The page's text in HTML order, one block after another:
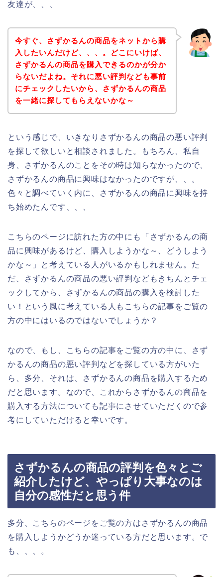
友達が、、、
今すぐ、さずかるんの商品をネットから購
入したいんだけど、、、。どこにいけば、
さずかるんの商品を購入できるのかが分か
らないだよね。それに悪い評判なども事前
にチェックしたいから、さずかるんの商品
を一緒に探してもらえないかな～
という感じで、いきなりさずかるんの商品の悪い評判
を探して欲しいと相談されました。もちろん、私自
身、さずかるんのことをその時は知らなかったので、
さずかるんの商品に興味はなかったのですが、、。
色々と調べていく内に、さずかるんの商品に興味を持
ち始めたんです、、、
こちらのページに訪れた方の中にも「さずかるんの商
品に興味があるけど、購入しようかな～、どうしよう
かな～」と考えている人がいるかもしれません。た
だ、さずかるんの商品の悪い評判などもきちんとチェ
ックしてから、さずかるんの商品の購入を検討した
い！という風に考えている人もこちらの記事をご覧の
方の中にはいるのではないでしょうか？
なので、もし、こちらの記事をご覧の方の中に、さず
かるんの商品の悪い評判などを探している方がいた
ら、多分、それは、さずかるんの商品を購入するため
だと思います。なので、これからさずかるんの商品を
購入する方法についても記事にさせていただくので参
考にしていただけると幸いです。
さずかるんの商品の評判を色々とご
紹介したけど、やっぱり大事なのは
自分の感性だと思う件
多分、こちらのページをご覧の方はさずかるんの商品
を購入しようかどうか迷っている方だと思います。で
も、、、。